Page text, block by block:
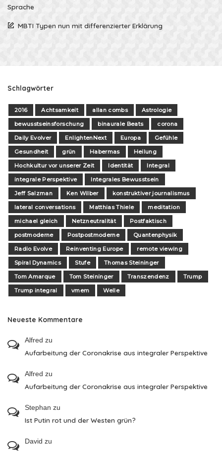
Sprache
MBTI Typen nun mit differenzierter Erklärung
Schlagwörter
2016 Achtsamkeit allan combs
Astrologie
bewusstseinsforschung
binaurale Beats
corona
Daily Evolver
EnlightenNext Europa
Gefühle
Gesundheit
grün Habermas
Heilung
Hochkultur vor unserer Zeit
Identität
Integral
integrale Perspektive
Integrales Bewusstsein
Jeff Salzman
Ken Wilber
konstruktiver journalismus
lateral conversations
Matthias Thiele
meditation
michael gleich
Netzneutralität
Postfaktisch
postmoderne
Postpostmoderne
Quantenphysik
Radio Evolve
Reinventing Europe
remote viewing
Spiral Dynamics
Stufe
Thomas Steininger
Tom Amarque
Tom Steininger Transzendenz
Trump
Trump integral
vmem Welle
Neueste Kommentare
Alfred zu
Aufarbeitung der Coronakrise aus integraler Perspektive
Alfred zu
Aufarbeitung der Coronakrise aus integraler Perspektive
Stephan zu
Ist Putin rot und der Westen grün?
David zu